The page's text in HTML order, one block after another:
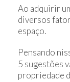
Ao adquirir
diversos
espaço.
Pensando
5 sugestões
propriedade